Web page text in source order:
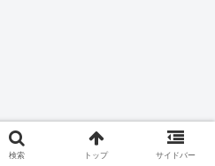
検索 トップ サイドバー